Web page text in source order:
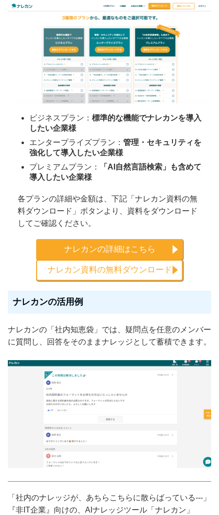
ビジネスプラン： 標準的な機能でナレカンを導入
したい企業様
エンタープライズプラン： 管理・セキュリティを
強化して導入したい企業様
プレミアムプラン：
「AI自然言語検索」も含めて
導入したい企業様
各プランの詳細や金額は、下記「ナレカン資料の無
料ダウンロード」ボタンより、資料をダウンロード
してご確認ください。
ナレカンの詳細はこちら
ナレカン資料の無料ダウンロード
ナレカンの活用例
ナレカンの「社内知恵袋」では、疑問点を任意のメンバー
に質問し、回答をそのままナレッジとして蓄積できます。
「社内のナレッジが、あちらこちらに散らばっている---」
『非IT企業』向けの、AIナレッジツール「ナレカン」